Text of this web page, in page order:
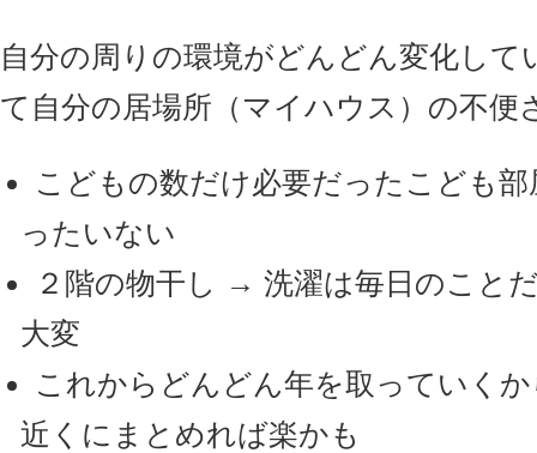
自分の周りの環境がどんどん変化し
て自分の居場所（マイハウス）の不便
こどもの数だけ必要だったこども
ったいない
２階の物干し → 洗濯は毎日のこと
大変
これからどんどん年を取っていく
近くにまとめれば楽かも